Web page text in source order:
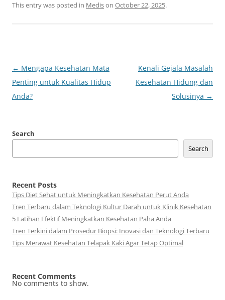
This entry was posted in Medison October 22, 2025.
Post
navigation
← Mengapa Kesehatan Mata
Penting untuk Kualitas Hidup
Anda?
Kenali Gejala Masalah
Kesehatan Hidung dan
Solusinya →
Search
Search
Recent Posts
Tips Diet Sehat untuk Meningkatkan Kesehatan Perut Anda
Tren Terbaru dalam Teknologi Kultur Darah untuk Klinik Kesehatan
5 Latihan Efektif Meningkatkan Kesehatan Paha Anda
Tren Terkini dalam Prosedur Biopsi: Inovasi dan Teknologi Terbaru
Tips Merawat Kesehatan Telapak Kaki Agar Tetap Optimal
Recent Comments
No comments to show.